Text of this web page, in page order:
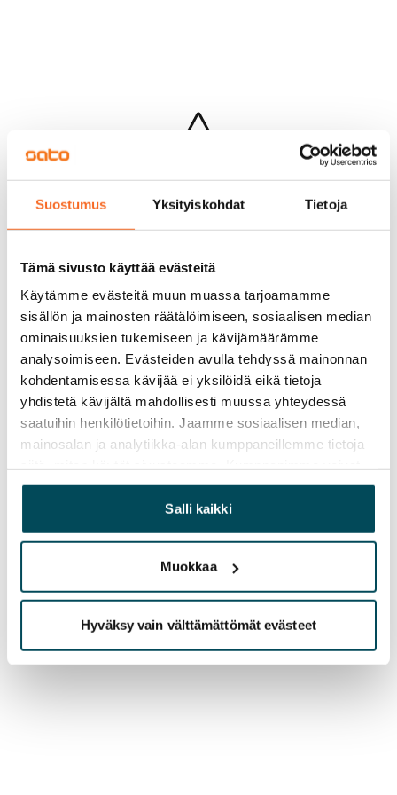
Suostumus Yksityiskohdat Tietoja
Tämä sivusto käyttää evästeitä
Käytämme evästeitä muun muassa tarjoamamme
sisällön ja mainosten räätälöimiseen, sosiaalisen median
ominaisuuksien tukemiseen ja kävijämäärämme
analysoimiseen. Evästeiden avulla tehdyssä mainonnan
kohdentamisessa kävijää ei yksilöidä eikä tietoja
yhdistetä kävijältä mahdollisesti muussa yhteydessä
saatuihin henkilötietoihin. Jaamme sosiaalisen median,
mainosalan ja analytiikka-alan kumppaneillemme tietoja
yhdistää näitä tietoja muihin tietoihin, joita olet antanut
heille tai joita on kerätty, kun olet käyttänyt heidän
palvelujaan.
Salli kaikki
Muokkaa
Hyväksy vain välttämättömät evästeet
Hups...
Jotakin meni pieleen sivun lataamisessa